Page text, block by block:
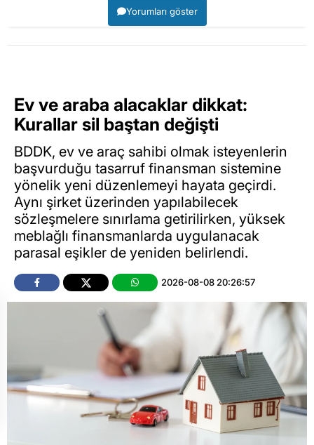
Yorumları göster
Ev ve araba alacaklar dikkat:
Kurallar sil baştan değişti
BDDK, ev ve araç sahibi olmak isteyenlerin
başvurduğu tasarruf finansman sistemine
yönelik yeni düzenlemeyi hayata geçirdi.
Aynı şirket üzerinden yapılabilecek
sözleşmelere sınırlama getirilirken, yüksek
meblağlı finansmanlarda uygulanacak
parasal eşikler de yeniden belirlendi.
2026-08-08 20:26:57